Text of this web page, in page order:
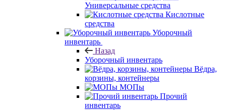
Универсальные средства
Кислотные
средства
Уборочный
инвентарь
Назад
Уборочный инвентарь
Вёдра,
корзины, контейнеры
МОПы
Прочий
инвентарь